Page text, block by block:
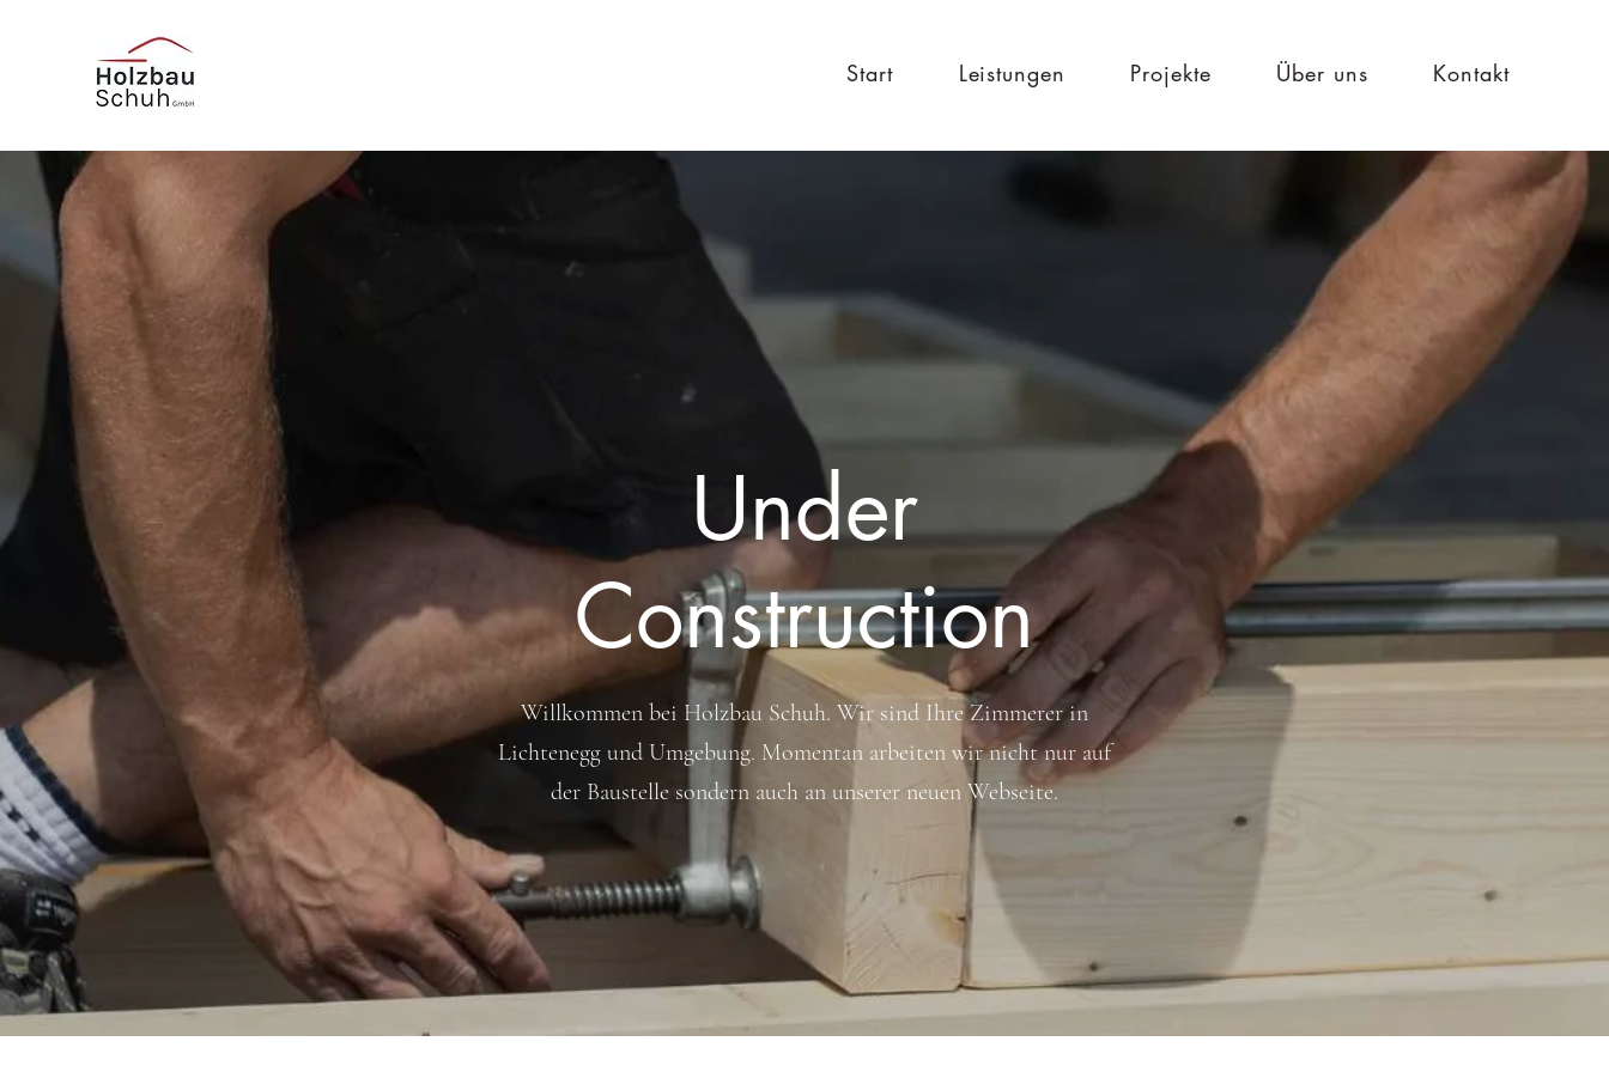
Start Leistungen Projekte Über uns Kontakt
Under
Construction
Willkommen bei Holzbau Schuh. Wir sind Ihre Zimmerer in
Lichtenegg und Umgebung. Momentan arbeiten wir nicht nur auf
der Baustelle sondern auch an unserer neuen Webseite.